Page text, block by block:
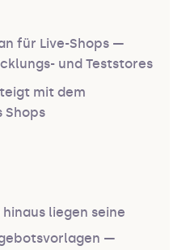
für Live-Shops —
und Teststores
mit dem
Shops
liegen seine
—